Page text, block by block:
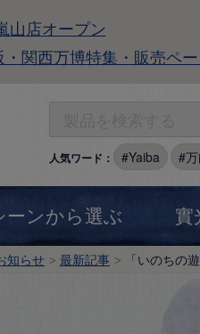
山店オープン
関西万博特集・販売ペ
人気ワード： Yaiba
ーンから選ぶ 實
知らせ 最新記事 「いのちの